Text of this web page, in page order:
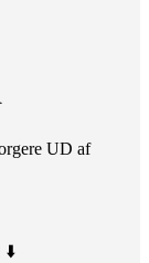
UD af
⬇️